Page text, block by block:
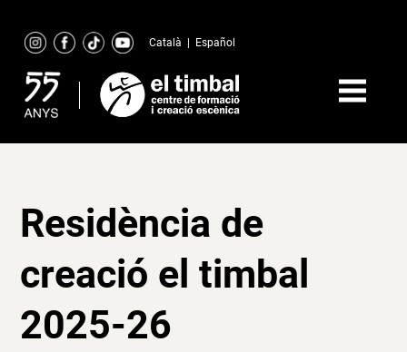
content
Català Español
Residència de
creació el timbal
2025-26